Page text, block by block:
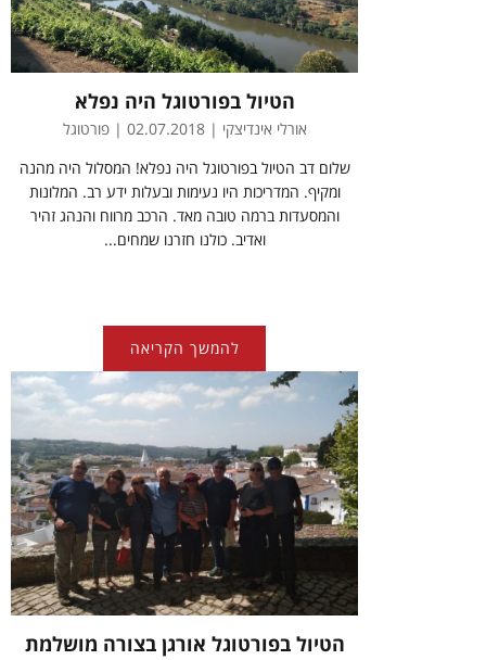
הטיול בפורטוגל היה נפלא
אורלי אינדיצקי | 02.07.2018 | פורטוגל
שלום דב הטיול בפורטוגל היה נפלא! המסלול היה מהנה
ומקיף. המדריכות היו נעימות ובעלות ידע רב. המלונות
והמסעדות ברמה טובה מאד. הרכב מרווח והנהג זהיר
ואדיב. כולנו חזרנו שמחים...
להמשך הקריאה
הטיול בפורטוגל אורגן בצורה מושלמת